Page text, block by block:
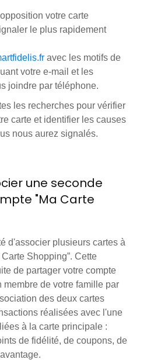
votre carte
le plus rapidement
avec les motifs de
votre e-mail et les
joindre par téléphone.
les recherches pour vérifier
carte et identifier les causes
nous aurez signalés.
une seconde
"Ma Carte
d'associer plusieurs cartes à
Shopping”. Cette
de partager votre compte
de votre famille par
des deux cartes
réalisées avec l'une
à la carte principale :
de fidélité, de coupons, de